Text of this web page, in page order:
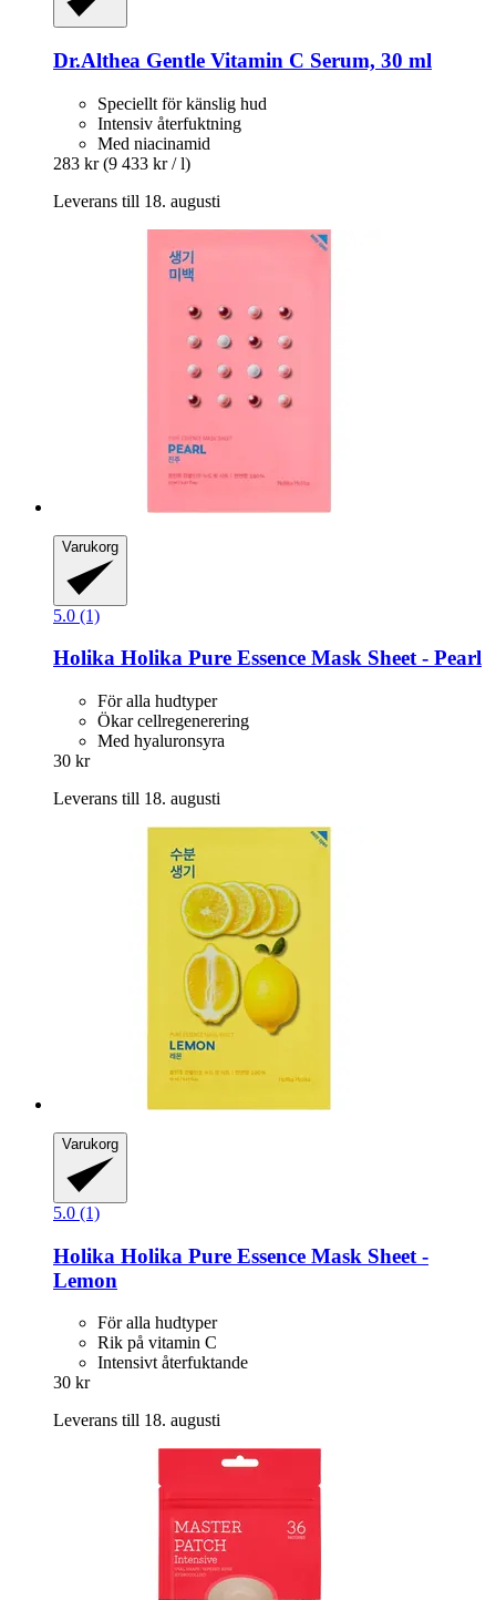
Dr.Althea Gentle Vitamin C Serum, 30 ml
Speciellt för känslig hud
Intensiv återfuktning
Med niacinamid
283 kr (9 433 kr / l)
Leverans till 18. augusti
Varukorg
5.0 (1)
Holika Holika Pure Essence Mask Sheet -​ Pearl
För alla hudtyper
Ökar cellregenerering
Med hyaluronsyra
30 kr
Leverans till 18. augusti
Varukorg
5.0 (1)
Holika Holika Pure Essence Mask Sheet -​
Lemon
För alla hudtyper
Rik på vitamin C
Intensivt återfuktande
30 kr
Leverans till 18. augusti